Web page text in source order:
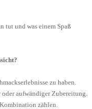
tut und was einem Spaß
zu haben.
aufwändiger Zubereitung.
zählen.